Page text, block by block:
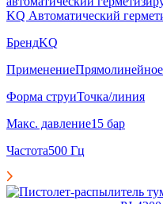
KQ Автоматический
БрендKQ
Применение
Форма струиТочка/линия
Макс. давление15 бар
Частота500 Гц